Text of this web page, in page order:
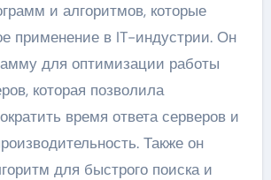
и алгоритмов, которые
применение в IT-индустрии. Он
для оптимизации работы
которая позволила
время ответа серверов и
Также он
для быстрого поиска и